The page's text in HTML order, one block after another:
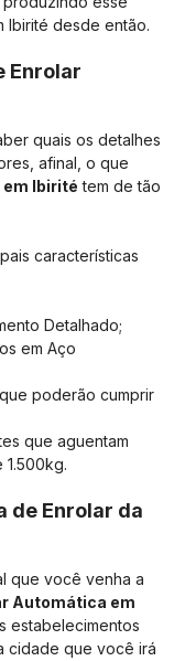
Ibirité desde então.
Enrolar
quais os detalhes
afinal, o que
Ibirité tem de tão
características
Detalhado;
em Aço
poderão cumprir
que aguentam
1.500kg.
de Enrolar da
que você venha a
Automática em
estabelecimentos
cidade que você irá